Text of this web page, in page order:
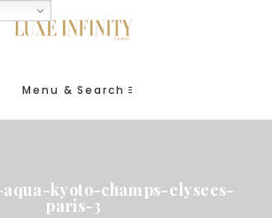
Menu & Search
kyoto-champs-elysees-
paris-3